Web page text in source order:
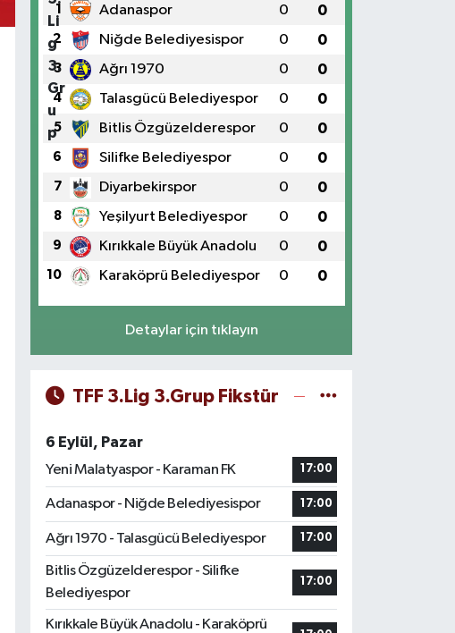
1 Adanaspor 0 0
2 Niğde Belediyesispor 0 0
3 Ağrı 1970 0 0
4 Talasgücü Belediyespor 0 0
5 Bitlis Özgüzelderespor 0 0
6 Silifke Belediyespor 0 0
7 Diyarbekirspor 0 0
8 Yeşilyurt Belediyespor 0 0
9 Kırıkkale Büyük Anadolu 0 0
10 Karaköprü Belediyespor 0 0
Detaylar için tıklayın
TFF 3.Lig 3.Grup Fikstür
6 Eylül, Pazar
Yeni Malatyaspor - Karaman FK
17:00
Adanaspor - Niğde Belediyesispor 17:00
Ağrı 1970 - Talasgücü Belediyespor 17:00
Bitlis Özgüzelderespor - Silifke
Belediyespor
17:00
Kırıkkale Büyük Anadolu - Karaköprü